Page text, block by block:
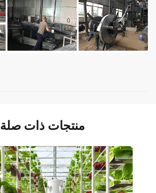
منتجات ذات صلة